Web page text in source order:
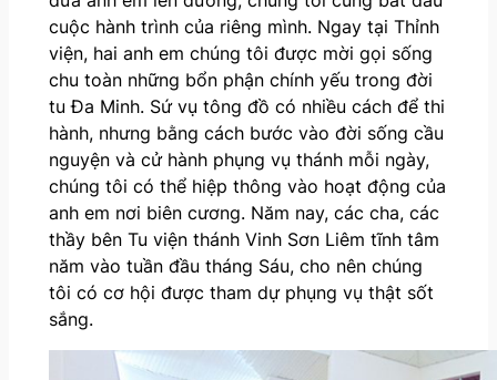
cuộc hành trình của riêng mình. Ngay tại Thỉnh
viện, hai anh em chúng tôi được mời gọi sống
chu toàn những bổn phận chính yếu trong đời
tu Đa Minh. Sứ vụ tông đồ có nhiều cách để thi
hành, nhưng bằng cách bước vào đời sống cầu
nguyện và cử hành phụng vụ thánh mỗi ngày,
chúng tôi có thể hiệp thông vào hoạt động của
anh em nơi biên cương. Năm nay, các cha, các
thầy bên Tu viện thánh Vinh Sơn Liêm tĩnh tâm
năm vào tuần đầu tháng Sáu, cho nên chúng
tôi có cơ hội được tham dự phụng vụ thật sốt
sắng.